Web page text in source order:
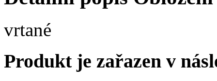
vrtané
Produkt je zařazen v